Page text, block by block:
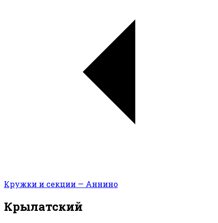
Кружки и секции — Аннино
Крылатский